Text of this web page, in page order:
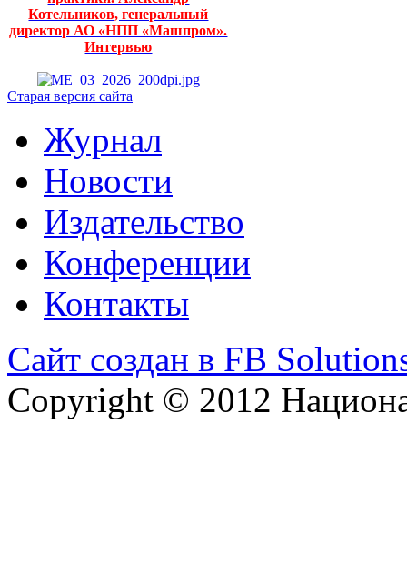
Котельников, генеральный
директор АО «НПП «Машпром».
Интервью
Старая версия сайта
Журнал
Новости
Издательство
Конференции
Контакты
Сайт создан в FB
Copyright © 2012